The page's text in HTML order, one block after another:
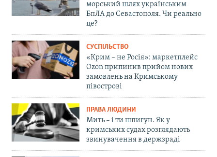
морський шлях українським
БпЛА до Севастополя. Чи реально
це?
СУСПІЛЬСТВО
«Крим – не Росія»: маркетплейс
Ozon припинив прийом нових
замовлень на Кримському
півострові
ПРАВА ЛЮДИНИ
Мить – і ти шпигун. Як у
кримських судах розглядають
звинувачення в держзраді